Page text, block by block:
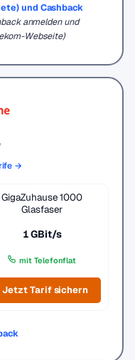
und Cashback
anmelden und
Webseite)
→
GigaZuhause 1000
Glasfaser
1 GBit/s
mit Telefonflat
Jetzt Tarif sichern